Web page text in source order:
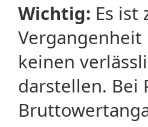
Wichtig: Es ist
keinen
darstellen. Bei